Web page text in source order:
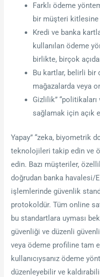
Farklı ödeme
bir müşteri kitlesine
Kredi ve banka
kullanılan ödeme
birlikte, birçok
Bu kartlar, belirli bir
mağazalarda veya
Gizlilik”
sağlamak için açık
Yapay” “zeka, biyometrik
teknolojileri takip edin ve
edin. Bazı müşteriler,
doğrudan banka havalesi/
işlemlerinde güvenlik
protokoldür. Tüm online
bu standartlara uyması
güvenliği ve düzenli
veya ödeme profiline tam
kullanıcıysanız ödeme
düzenleyebilir ve